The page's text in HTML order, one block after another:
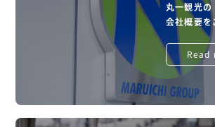
丸一観光の
会社概要を
Read